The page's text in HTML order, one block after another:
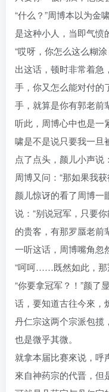
“什么？”周博本以为金
是这种小人，当即气愤
“哎呀，你怎么这么糊
出这话，顿时非常着急
手，你又怎么能对付的
手，就算是你有郭老前
听此，周博心中也是一
啸是不是说只要我一旦
点了点头，颜儿小声说
周博又问：“那如果我
颜儿惊讶的看了周博一
说：“别说冠军，只要
的贵客，有那罗蜃老前
一听这话，周博嘴角忽
“呵呵……既然如此，那
“你要拿冠军？！”颜了
话，要知道古往今來，
丹仁宗这两个宗派包揽
也是微乎其微。
就拿本届比赛來说，呼
來自神药宗的代晋，但